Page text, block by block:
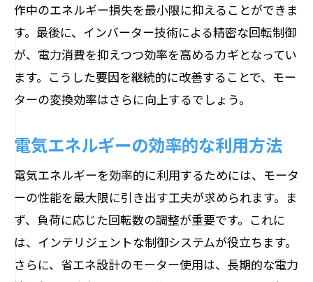
作中のエネルギー損失を最小限に抑えることができま
す。最後に、インバーター技術による精密な回転制御
が、電力消費を抑えつつ効率を高めるカギとなってい
ます。こうした要因を継続的に改善することで、モー
ターの変換効率はさらに向上するでしょう。
電気エネルギーの効率的な利用方法
電気エネルギーを効率的に利用するためには、モータ
ーの性能を最大限に引き出す工夫が求められます。ま
ず、負荷に応じた回転数の調整が重要です。これに
は、インテリジェントな制御システムが役立ちます。
さらに、省エネ設計のモーター使用は、長期的な電力